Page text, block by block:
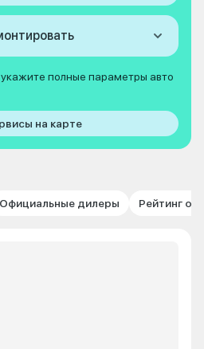
полные параметры авто
на карте
Официальные дилеры Рейтинг